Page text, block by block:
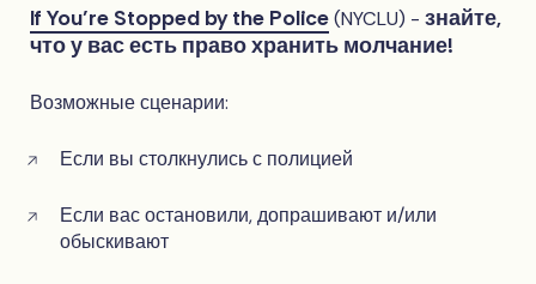
If You’re Stopped by the Police(NYCLU) -знайте,
что у вас есть право хранить молчание!
Возможные сценарии:
Если вы столкнулись с полицией
Если вас остановили, допрашивают и/или
обыскивают